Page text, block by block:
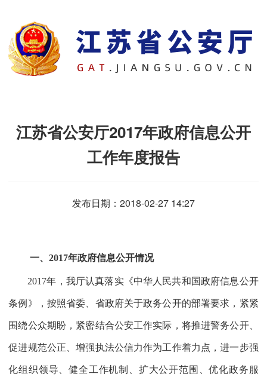
江苏省公安厅2017年政府信息公开
工作年度报告
发布日期：2018-02-27 14:27
一、2017年政府信息公开情况
2017年，我厅认真落实《中华人民共和国政府信息公开
条例》，按照省委、省政府关于政务公开的部署要求，紧紧
围绕公众期盼，紧密结合公安工作实际，将推进警务公开、
促进规范公正、增强执法公信力作为工作着力点，进一步强
化组织领导、健全工作机制、扩大公开范围、优化政务服